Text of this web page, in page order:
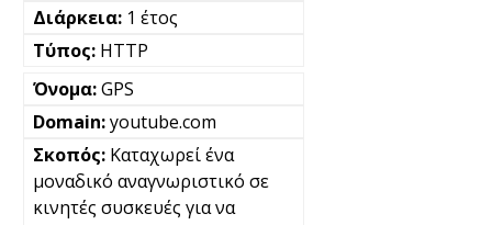
1 έτος
HTTP
GPS
youtube.com
Καταχωρεί ένα
μοναδικό αναγνωριστικό σε
κινητές συσκευές για να